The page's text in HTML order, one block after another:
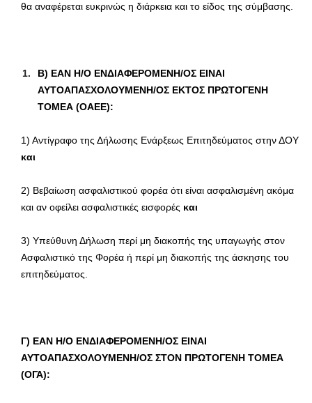
θα αναφέρεται ευκρινώς η διάρκεια και το είδος της σύμβασης.
B) ΕΑΝ Η/Ο ΕΝΔΙΑΦΕΡΟΜΕΝΗ/ΟΣ ΕΙΝΑΙ
ΑΥΤΟΑΠΑΣΧΟΛΟΥΜΕΝΗ/ΟΣ ΕΚΤΟΣ ΠΡΩΤΟΓΕΝΗ
ΤΟΜΕΑ (ΟΑΕΕ):
1) Αντίγραφο της Δήλωσης Ενάρξεως Επιτηδεύματος στην ΔΟΥ
και
2) Βεβαίωση ασφαλιστικού φορέα ότι είναι ασφαλισμένη ακόμα
και αν οφείλει ασφαλιστικές εισφορές και
3) Υπεύθυνη Δήλωση περί μη διακοπής της υπαγωγής στον
Ασφαλιστικό της Φορέα ή περί μη διακοπής της άσκησης του
επιτηδεύματος.
Γ) ΕΑΝ Η/Ο ΕΝΔΙΑΦΕΡΟΜΕΝΗ/ΟΣ ΕΙΝΑΙ
ΑΥΤΟΑΠΑΣΧΟΛΟΥΜΕΝΗ/ΟΣ ΣΤΟΝ ΠΡΩΤΟΓΕΝΗ ΤΟΜΕΑ
(ΟΓΑ):